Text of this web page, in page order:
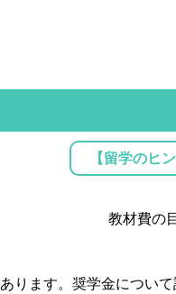
【留学のヒ
教材費の
ります。奨学金につい